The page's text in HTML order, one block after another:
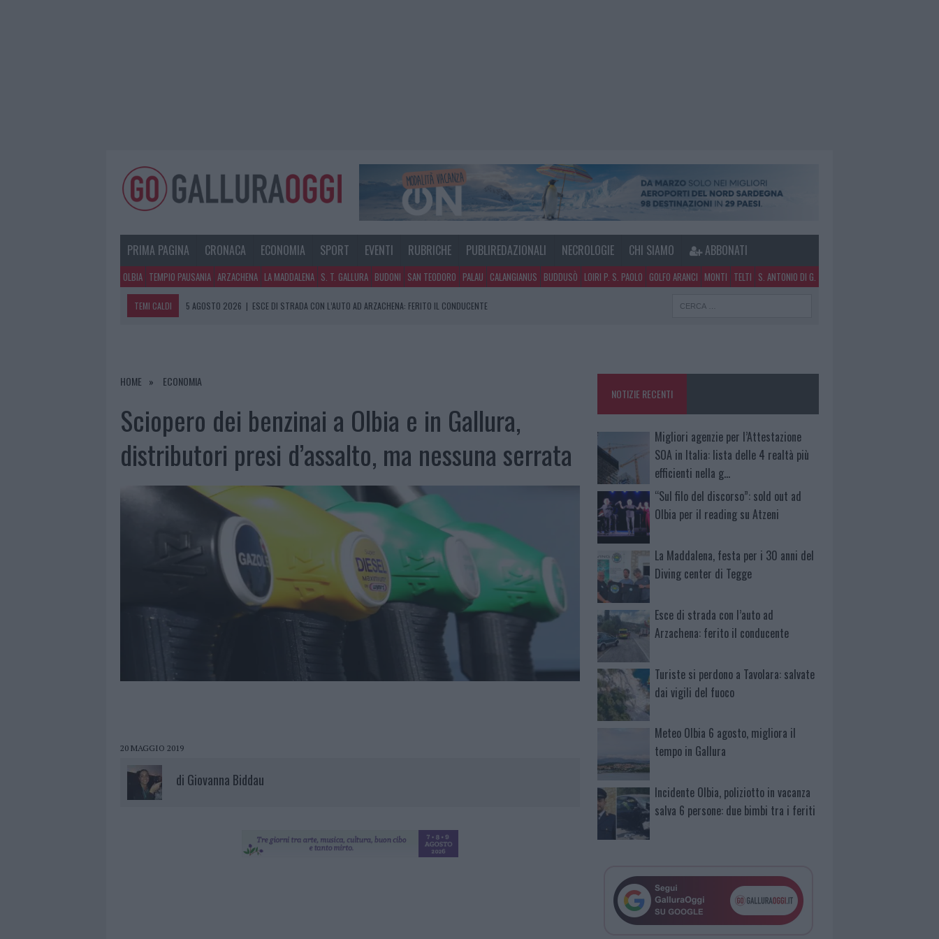
PRIMA PAGINA CRONACA ECONOMIA SPORT EVENTI RUBRICHE PUBLIREDAZIONALI NECROLOGIE CHI SIAMO ABBONATI
OLBIA TEMPIO PAUSANIA ARZACHENA LA MADDALENA S. T. GALLURA BUDONI SAN TEODORO PALAU CALANGIANUS BUDDUSÒ LOIRI P. S. PAOLO GOLFO ARANCI MONTI TELTI S. ANTONIO DI G.
TEMI CALDI 5 AGOSTO 2026 | ESCE DI STRADA CON L’AUTO AD ARZACHENA: FERITO IL CONDUCENTE
DELLE PRATICHE
5 AGOSTO 2026
| LA MADDALENA, FESTA PER I 30 ANNI DEL DIVING CENTER DI TEGGE
HOME ECONOMIA
Sciopero dei benzinai a Olbia e in Gallura,
distributori presi d’assalto, ma nessuna serrata
20 MAGGIO 2019
di Giovanna Biddau
NOTIZIE RECENTI
Migliori agenzie per l’Attestazione
SOA in Italia: lista delle 4 realtà più
efficienti nella g…
“Sul filo del discorso”: sold out ad
Olbia per il reading su Atzeni
La Maddalena, festa per i 30 anni del
Diving center di Tegge
Esce di strada con l’auto ad
Arzachena: ferito il conducente
Turiste si perdono a Tavolara: salvate
dai vigili del fuoco
Meteo Olbia 6 agosto, migliora il
tempo in Gallura
Incidente Olbia, poliziotto in vacanza
salva 6 persone: due bimbi tra i feriti